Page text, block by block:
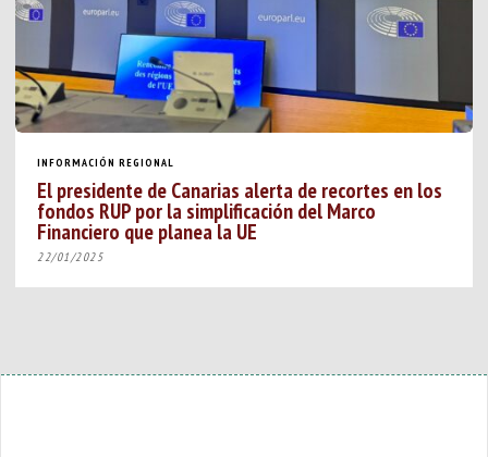
INFORMACIÓN REGIONAL
El presidente de Canarias alerta de recortes en los
fondos RUP por la simplificación del Marco
Financiero que planea la UE
22/01/2025